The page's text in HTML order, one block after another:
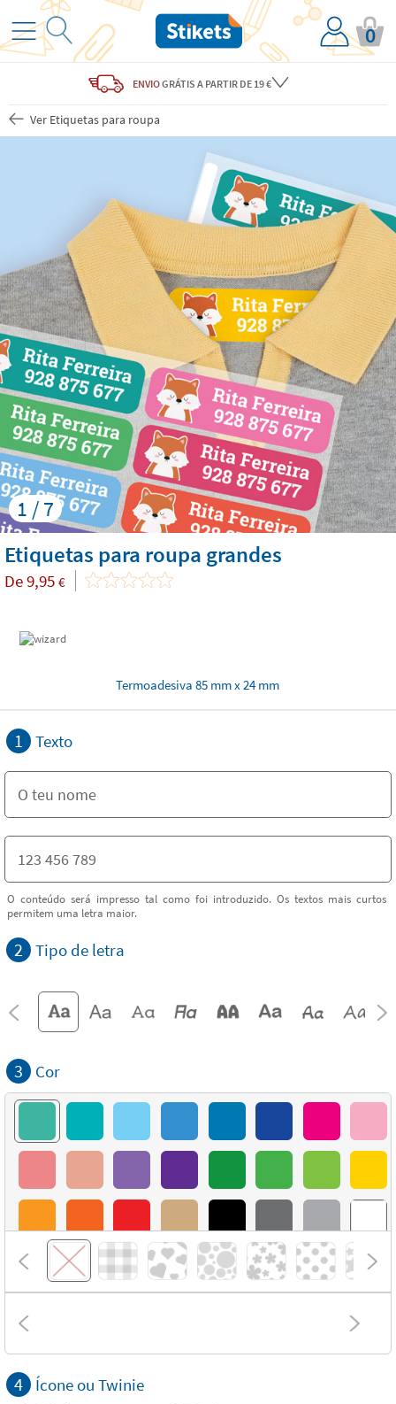
0
ENVIOGRÁTIS A PARTIR DE 19 €
Ver Etiquetas para roupa
1 / 7
Etiquetas para roupa grandes
De9,95 €
Termoadesiva 85 mm x 24 mm
1 Texto
O conteúdo será impresso tal como foi introduzido. Os textos mais curtos
permitem uma letra maior.
2 Tipo de letra
3 Cor
4 Ícone ou Twinie